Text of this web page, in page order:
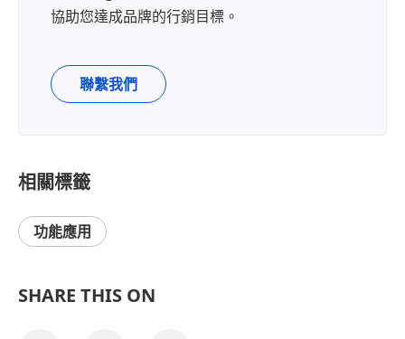
協助您達成品牌的行銷目標。
聯繫我們
相關標籤
功能應用
SHARE THIS ON